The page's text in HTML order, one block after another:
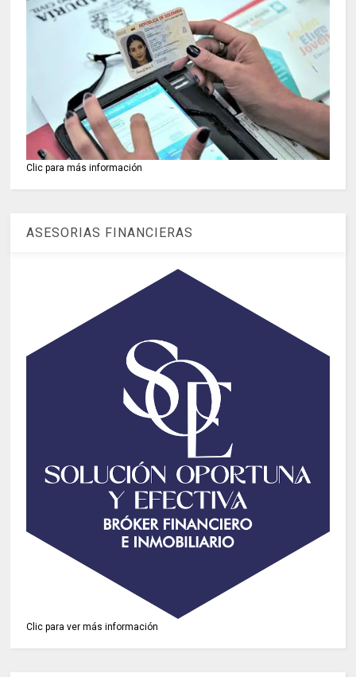
Clic para más información
ASESORIAS FINANCIERAS
Clic para ver más información